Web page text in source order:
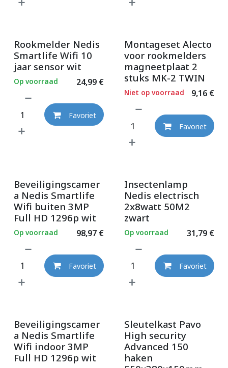
Rookmelder Nedis
Smartlife Wifi 10
jaar sensor wit
24,99€
Op voorraad
Favoriet
Montageset Alecto
voor rookmelders
magneetplaat 2
stuks MK-2 TWIN
9,16€
Niet op voorraad
Favoriet
Beveiligingscamer
a Nedis Smartlife
Wifi buiten 3MP
Full HD 1296p wit
98,97€
Op voorraad
Favoriet
Insectenlamp
Nedis electrisch
2x8watt 50M2
zwart
31,79€
Op voorraad
Favoriet
Beveiligingscamer
a Nedis Smartlife
Wifi indoor 3MP
Full HD 1296p wit
Sleutelkast Pavo
High security
Advanced 150
haken